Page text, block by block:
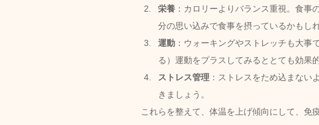
栄養 ： カロリーよりバランス重視。食事
分の思い込みで食事を摂っているかもしれ
運動 ：ウォーキングやストレッチも大事
る）運動をプラスしてみるととても効果的
ストレス管理 ：ストレスをため込まないよ
きましょう。
これらを整えて、体温を上げ傾向にして、免